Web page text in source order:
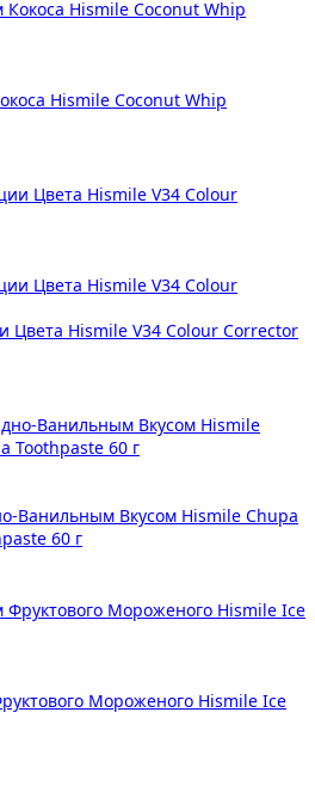
Hismile Coconut Whip
Цвета Hismile V34 Colour Corrector
Ванильным Вкусом Hismile Chupa
60 г
Мороженого Hismile Ice